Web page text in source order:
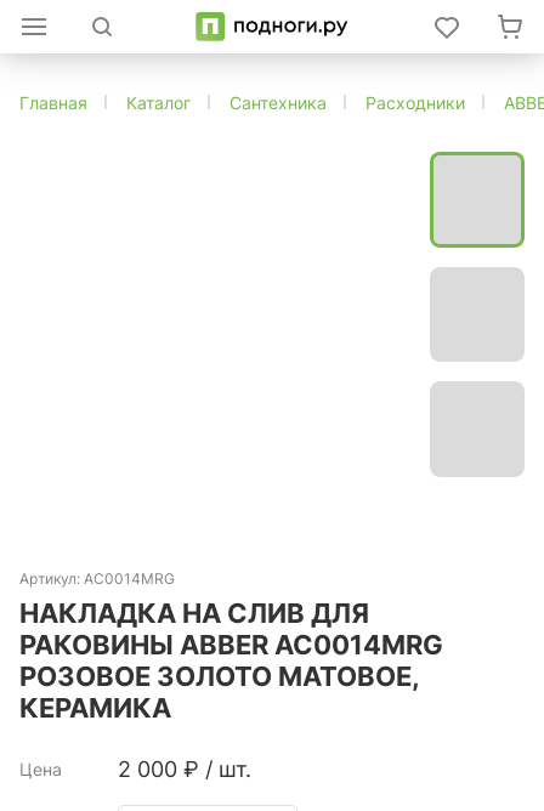
Главная Каталог Сантехника Расходники
Артикул: AC0014MRG
НАКЛАДКА НА СЛИВ ДЛЯ
РАКОВИНЫ ABBER AC0014MRG
РОЗОВОЕ ЗОЛОТО МАТОВОЕ,
КЕРАМИКА
Цена 2 000 ₽ / шт.